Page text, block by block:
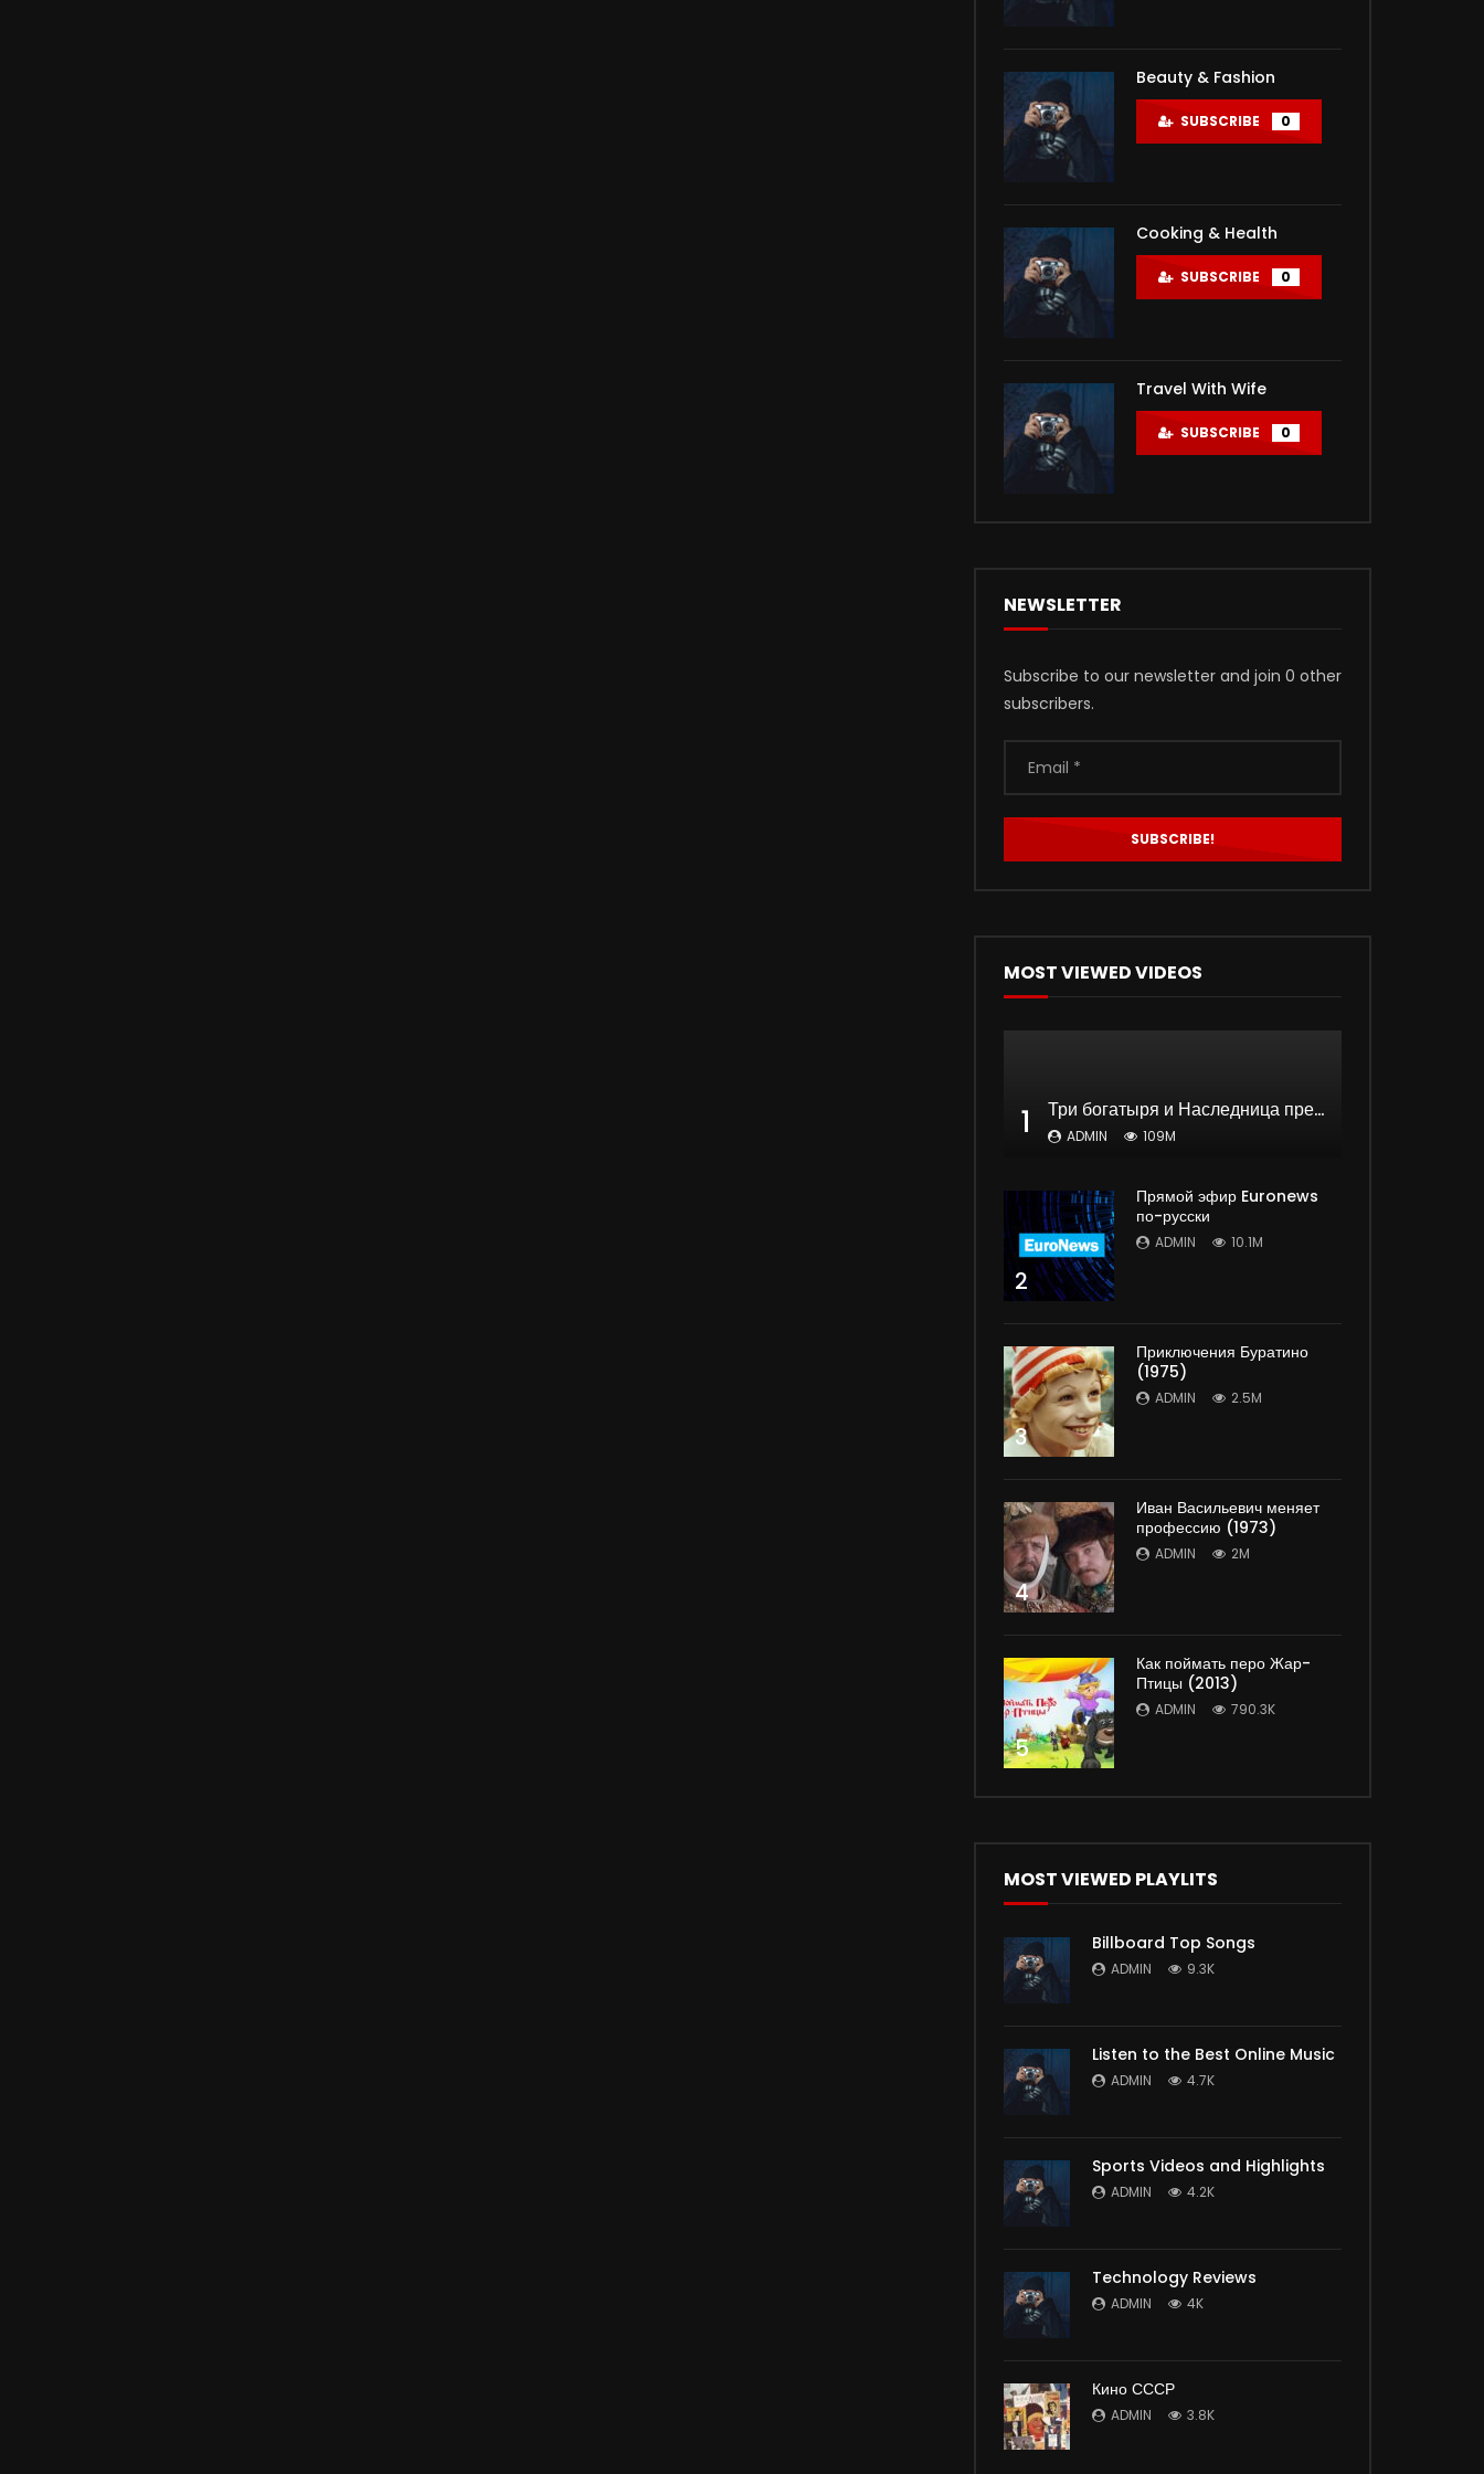
Beauty & Fashion
SUBSCRIBE 0
Cooking & Health
SUBSCRIBE 0
Travel With Wife
SUBSCRIBE 0
NEWSLETTER
Subscribe to our newsletter and join 0 other
subscribers.
MOST VIEWED VIDEOS
1 Три богатыря и Наследница престола | мультфильм
ADMIN 109M
2
Прямой эфир Euronews
по-русски
ADMIN 10.1M
3
Приключения Буратино
(1975)
ADMIN 2.5M
4
Иван Васильевич меняет
профессию (1973)
ADMIN 2M
5
Как поймать перо Жар-
Птицы (2013)
ADMIN 790.3K
MOST VIEWED PLAYLITS
Billboard Top Songs
ADMIN 9.3K
Listen to the Best Online Music
ADMIN 4.7K
Sports Videos and Highlights
ADMIN 4.2K
Technology Reviews
ADMIN 4K
Кино СССР
ADMIN 3.8K